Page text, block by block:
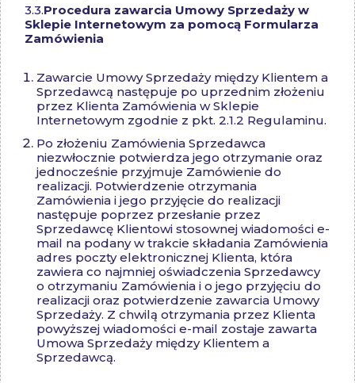
3.3.Procedura zawarcia Umowy Sprzedaży w
Sklepie Internetowym za pomocą Formularza
Zamówienia
Zawarcie Umowy Sprzedaży między Klientem a
Sprzedawcą następuje po uprzednim złożeniu
przez Klienta Zamówienia w Sklepie
Internetowym zgodnie z pkt. 2.1.2 Regulaminu.
Po złożeniu Zamówienia Sprzedawca
niezwłocznie potwierdza jego otrzymanie oraz
jednocześnie przyjmuje Zamówienie do
realizacji. Potwierdzenie otrzymania
Zamówienia i jego przyjęcie do realizacji
następuje poprzez przesłanie przez
Sprzedawcę Klientowi stosownej wiadomości e-
mail na podany w trakcie składania Zamówienia
adres poczty elektronicznej Klienta, która
zawiera co najmniej oświadczenia Sprzedawcy
o otrzymaniu Zamówienia i o jego przyjęciu do
realizacji oraz potwierdzenie zawarcia Umowy
Sprzedaży. Z chwilą otrzymania przez Klienta
powyższej wiadomości e-mail zostaje zawarta
Umowa Sprzedaży między Klientem a
Sprzedawcą.